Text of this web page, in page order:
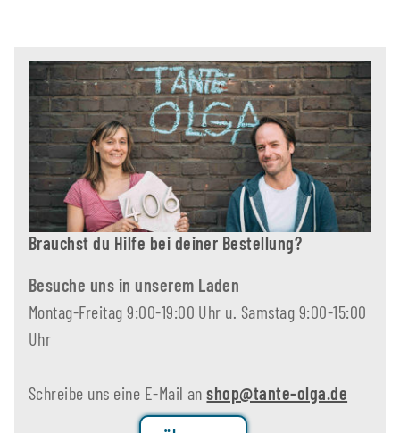
Brauchst du Hilfe bei deiner Bestellung?
Besuche uns in unserem Laden
Montag-Freitag 9:00-19:00 Uhr u. Samstag 9:00-15:00
Uhr
Schreibe uns eine E-Mail anshop@tante-olga.de